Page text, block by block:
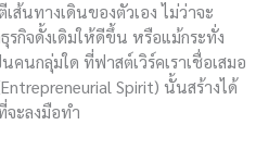
ส้นทางเดินของตัวเอง ไม่ว่าจะ
กิจดั้งเดิมให้ดีขึ้น หรือแม้กระทั่ง
นกลุ่มใด ที่ฟาสต์เวิร์คเราเชื่อเสมอ
Spirit) นั้นสร้างได้
ะลงมือทำ